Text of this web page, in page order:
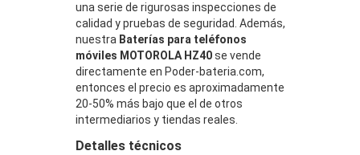
una serie de rigurosas inspecciones de
calidad y pruebas de seguridad. Además,
nuestra Baterías para teléfonos
móviles MOTOROLA HZ40se vende
directamente en Poder-bateria.com,
entonces el precio es aproximadamente
20-50% más bajo que el de otros
intermediarios y tiendas reales.
Detalles técnicos